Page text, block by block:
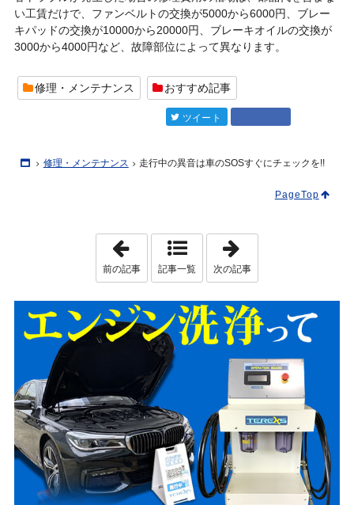
い工賃だけで、ファンベルトの交換が5000から6000円、ブレー
キパッドの交換が10000から20000円、ブレーキオイルの交換が
3000から4000円など、故障部位によって異なります。
修理・メンテナンス おすすめ記事
entry518
ツイート
Home
修理・メンテナンス 走行中の異音は車のSOSすぐにチェックを!!
PageTop
が
う
る
さ
い
！
ビ
ビ
リ
音
は
ワ
イ
パ
ー
だ
前の記事 記事一覧
人
は
必
見
カ
ー
エ
ア
コ
ン
の
風
量
次の記事